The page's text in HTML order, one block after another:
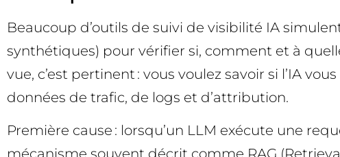
Beaucoup d’outils de suivi de visibilité IA
synthétiques) pour vérifier si, comment et à
vue, c’est pertinent : vous voulez savoir si l’IA
données de trafic, de logs et d’attribution.
Première cause : lorsqu’un LLM exécute une
mécanisme souvent décrit comme RAG